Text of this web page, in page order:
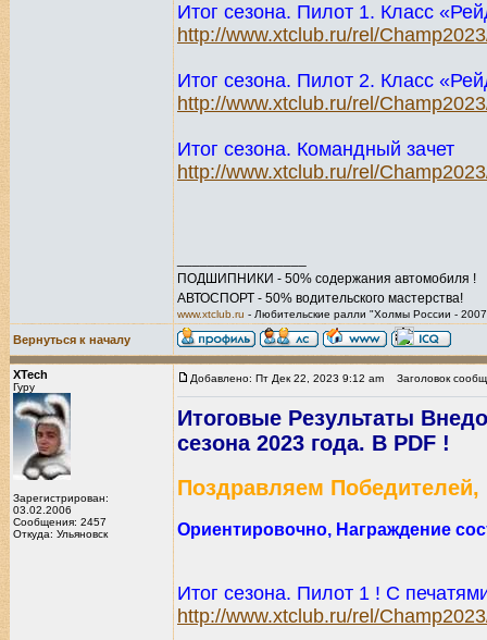
Итог сезона. Пилот 1. Класс
http://www.xtclub.ru/rel/
Итог сезона. Пилот 2. Класс
http://www.xtclub.ru/rel/
Итог сезона. Командный зачет
http://www.xtclub.ru/rel/
ПОДШИПНИКИ - 50% содержания автомобиля !
АВТОСПОРТ - 50% водительского мастерства!
www.xtclub.ru - Любительские ралли "Холмы России -
Вернуться к началу
XTech
Гуру
Зарегистрирован:
03.02.2006
Сообщения: 2457
Откуда: Ульяновск
Добавлено: Пт Дек 22, 2023 9:12 am Заголовок
Итоговые Результаты
сезона 2023 года. В PDF !
Поздравляем Победителей,
Ориентировочно, Награждение
Итог сезона. Пилот 1 ! С
http://www.xtclub.ru/rel/